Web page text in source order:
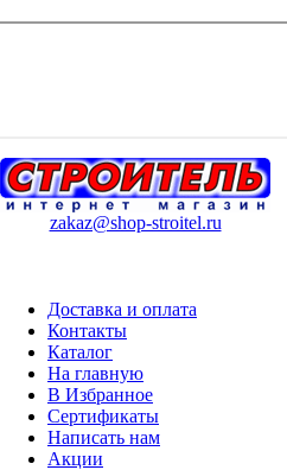
zakaz@shop-stroitel.ru
Доставка и оплата
Контакты
Каталог
На главную
В Избранное
Сертификаты
Написать нам
Акции